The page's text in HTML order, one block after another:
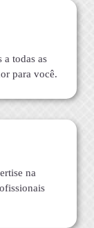
a todas as
para você.
na